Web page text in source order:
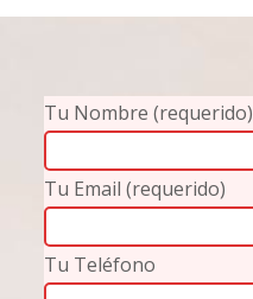
Tu Nombre (requerido)
Tu Email (requerido)
Tu Teléfono